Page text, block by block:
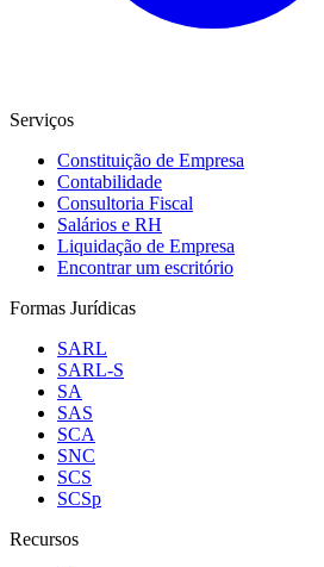
Serviços
Constituição de Empresa
Contabilidade
Consultoria Fiscal
Salários e RH
Liquidação de Empresa
Encontrar um escritório
Formas Jurídicas
SARL
SARL-S
SA
SAS
SCA
SNC
SCS
SCSp
Recursos